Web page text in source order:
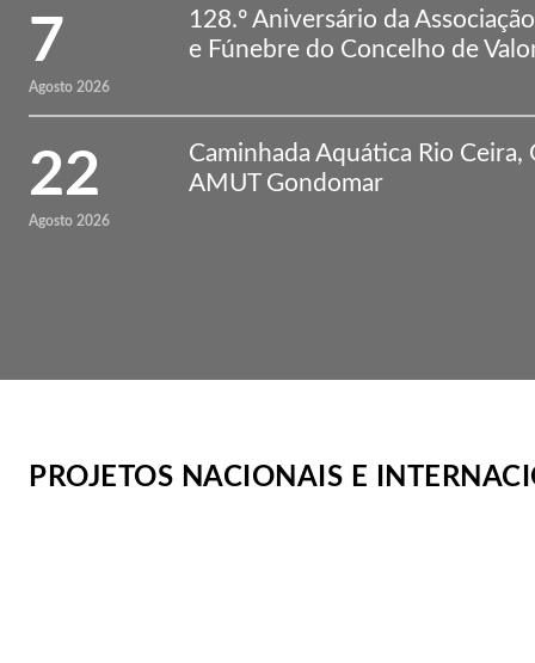
7
Agosto 2026
128.º Aniversário da
e Fúnebre do Concelho de
22
Agosto 2026
Caminhada Aquática Rio Ceira,
AMUT Gondomar
PROJETOS NACIONAIS E